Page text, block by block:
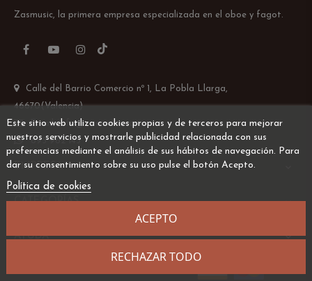
Zasmusic, la primera empresa especializada en el oboe y fagot.
FacebookYouTubeInstagram
Calle del Barrio Comercio nº 1, La Pobla Llarga,
46670(Valencia)
Email: info@zasmusic.com
695 962 145
EMPRESA
CATEGORÍAS 
AYUDA 
Este sitio web utiliza cookies propias y de terceros para mejorar
nuestros servicios y mostrarle publicidad relacionada con sus
preferencias mediante el análisis de sus hábitos de navegación. Para
dar su consentimiento sobre su uso pulse el botón Acepto.
Política de cookies
RECHAZAR TODO
ACEPTO